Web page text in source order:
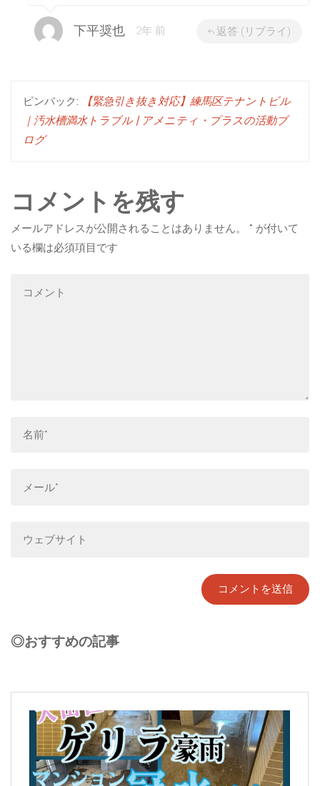
下平奨也 2年 前 返答 (リプライ)
ピンバック:
【緊急引き抜き対応】練馬区テナントビル
｜汚水槽満水トラブル | アメニティ・プラスの活動ブ
ログ
コメントを残す
メールアドレスが公開されることはありません。 * が付いて
いる欄は必須項目です
◎おすすめの記事